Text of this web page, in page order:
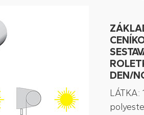
DEN/
LÁTKA: